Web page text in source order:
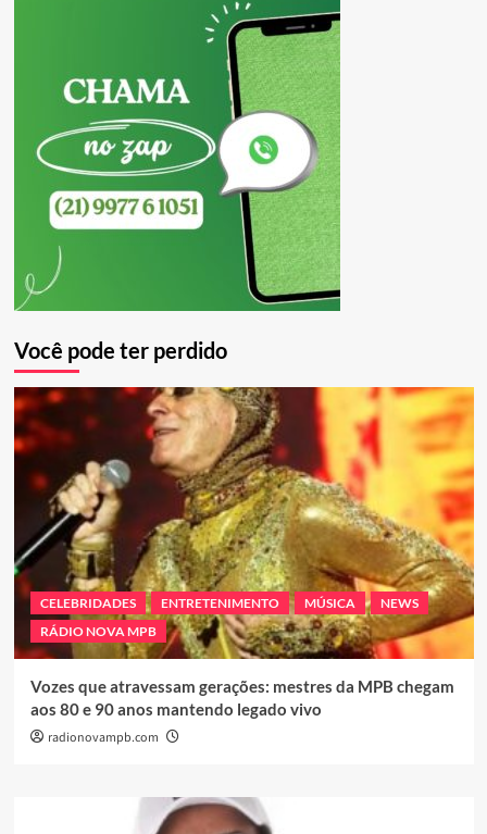
Você pode ter perdido
CELEBRIDADES ENTRETENIMENTO MÚSICA
NEWS
RÁDIO NOVA MPB
Vozes que atravessam gerações: mestres da MPB chegam
aos 80 e 90 anos mantendo legado vivo
radionovampb.com